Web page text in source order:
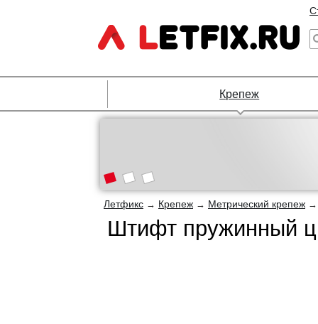
Крепеж
Летфикс → Крепеж → Метрический крепеж
Штифт пружинный